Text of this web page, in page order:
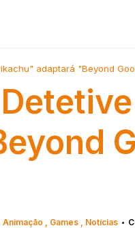
adaptará "Beyond
Animação Games Notícias •